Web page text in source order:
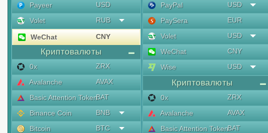
Payeer
USD
Volet
RUB
WeChat CNY
Криптовалюты
0x
ZRX
Avalanche
AVAX
Basic Attention TokenBAT
Binance Coin
BNB
Bitcoin
BTC
PayPal
USD
PaySera
EUR
Volet
USD
WeChat
CNY
Wise
USD
Криптовалюты
0x
ZRX
Avalanche
AVAX
Basic Attention TokenBAT